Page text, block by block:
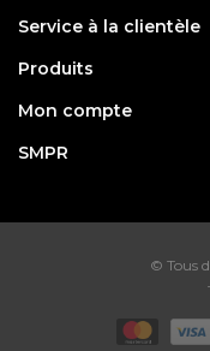
Service à la clientèle
Produits
Mon compte
SMPR
© Tous